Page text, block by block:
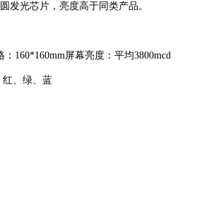
发光芯片，亮度高于同类产品。
160*160mm屏幕亮度：平均3800mcd
红、绿、蓝